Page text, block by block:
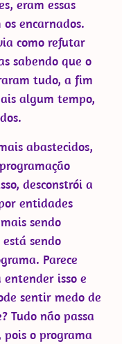
eram essas
encarnados.
como refutar
sabendo que o
tudo, a fim
algum tempo,
abastecidos,
desconstrói a
entidades
sendo
sendo
Parece
entender isso e
sentir medo de
Tudo não passa
o programa